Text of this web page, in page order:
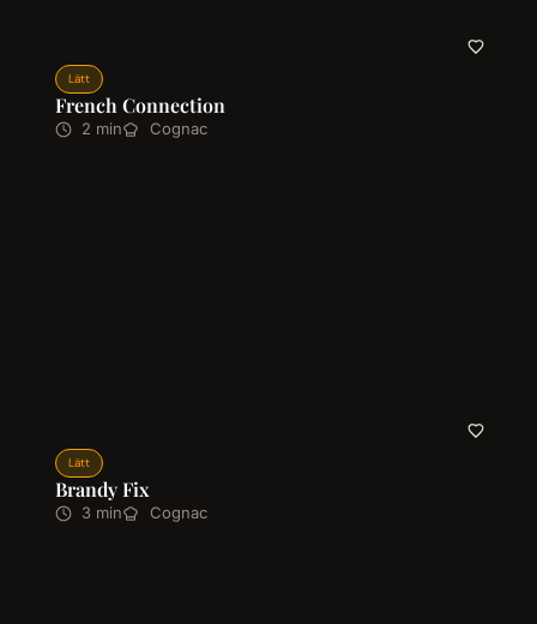
Lätt
French Connection
2 min Cognac
Lätt
Brandy Fix
3 min Cognac